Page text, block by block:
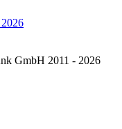
GmbH 2011 - 2026